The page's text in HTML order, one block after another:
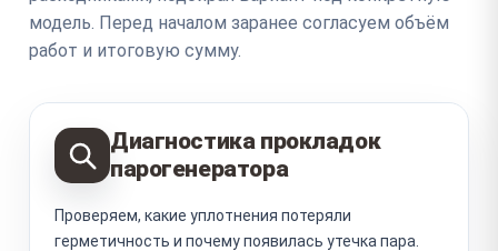
модель. Перед началом заранее согласуем объём
работ и итоговую сумму.
Диагностика прокладок
парогенератора
Проверяем, какие уплотнения потеряли
герметичность и почему появилась утечка пара.